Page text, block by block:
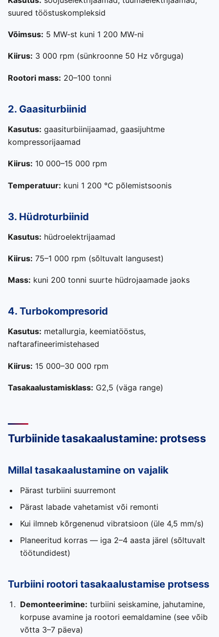
suured tööstuskompleksid
Võimsus: 5 MW-st kuni 1 200 MW-ni
Kiirus: 3 000 rpm (sünkroonne 50 Hz võrguga)
Rootori mass: 20–100 tonni
2. Gaasiturbiinid
Kasutus: gaasiturbiinijaamad, gaasijuhtme
kompressorijaamad
Kiirus: 10 000–15 000 rpm
Temperatuur: kuni 1 200 °C põlemistsoonis
3. Hüdroturbiinid
Kasutus: hüdroelektrijaamad
Kiirus: 75–1 000 rpm (sõltuvalt langusest)
Mass: kuni 200 tonni suurte hüdrojaamade jaoks
4. Turbokompresorid
Kasutus: metallurgia, keemiatööstus,
naftarafineerimistehased
Kiirus: 15 000–30 000 rpm
Tasakaalustamisklass: G2,5 (väga range)
Turbiinide tasakaalustamine: protsess
Millal tasakaalustamine on vajalik
Pärast turbiini suurremont
Pärast labade vahetamist või remonti
Kui ilmneb kõrgenenud vibratsioon (üle 4,5 mm/s)
Planeeritud korras — iga 2–4 aasta järel (sõltuvalt
töötundidest)
Turbiini rootori tasakaalustamise protsess
Demonteerimine: turbiini seiskamine, jahutamine,
korpuse avamine ja rootori eemaldamine (see võib
võtta 3–7 päeva)